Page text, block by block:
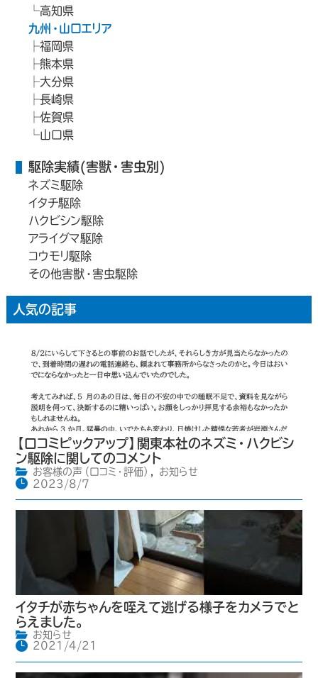
高知県
九州・山口エリア
福岡県
熊本県
大分県
長崎県
佐賀県
山口県
駆除実績(害獣・害虫別)
ネズミ駆除
イタチ駆除
ハクビシン駆除
アライグマ駆除
コウモリ駆除
その他害獣・害虫駆除
人気の記事
【口コミピックアップ】関東本社のネズミ・ハクビシ
ン駆除に関してのコメント
お客様の声（口コミ・評価） ,
お知らせ
2023/8/7
イタチが赤ちゃんを咥えて逃げる様子をカメラでと
らえました。
お知らせ
2021/4/21